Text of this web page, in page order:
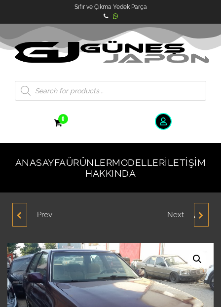
Sıfır ve Çıkma Yedek Parça
0
ANASAYFAÜRÜNLERMODELLERİLETIŞIM
HAKKINDA
HYUNDAİ SONATA SOL
ORJİNAL ÇIKMA YEDEK
PARÇA
Prev HYUNDAİ SONATA ARKA
ORJİNAL ÇIKMA YEDEK
PARÇA
Next